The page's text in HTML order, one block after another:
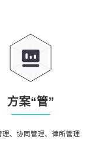
方案“管”
理、协同管理、律所管理